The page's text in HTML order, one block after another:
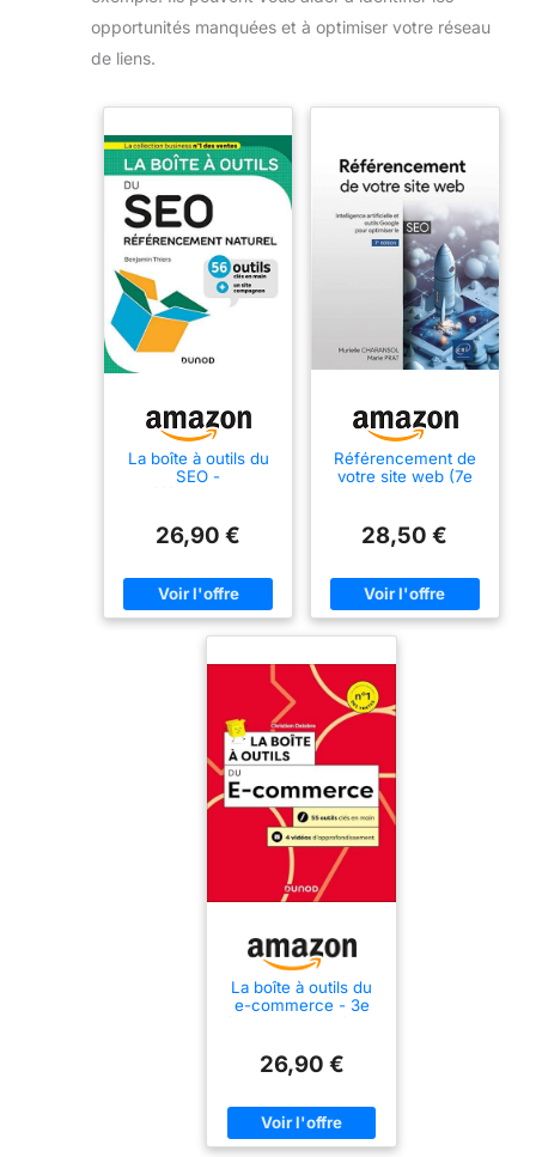
opportunités manquées et à optimiser votre réseau
de liens.
La boîte à outils du
SEO -
Référencement
naturel
26,90 €
Référencement de
votre site web (7e
édition) -
artificielle et outils
Google pour
28,50 €
La boîte à outils du
e-commerce - 3e
d'approfondissemen
t
26,90 €